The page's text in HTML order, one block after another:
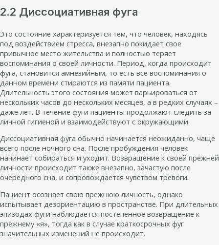
2.2 Диссоциативная фуга
Это состояние характеризуется тем, что человек, находясь
под воздействием стресса, внезапно покидает свое
привычное место жительства и полностью теряет
воспоминания о своей личности. Период, когда происходит
фуга, становится амнезийным, то есть все воспоминания о
данном времени стираются из памяти пациента.
Длительность этого состояния может варьироваться от
нескольких часов до нескольких месяцев, а в редких случаях –
даже лет. В течение фуги пациенты продолжают следить за
личной гигиеной и взаимодействуют с окружающими.
Диссоциативная фуга обычно начинается неожиданно, чаще
всего после ночного сна. После пробуждения человек
начинает собираться и уходит. Возвращение к своей прежней
личности происходит также внезапно, зачастую после
очередного сна, и сопровождается чувством тревоги.
Пациент осознает свою прежнюю личность, однако
испытывает дезориентацию в пространстве. При длительных
эпизодах фуги наблюдается постепенное возвращение к
прежнему «я», тогда как в случае краткосрочных фуг
значительных изменений не происходит.